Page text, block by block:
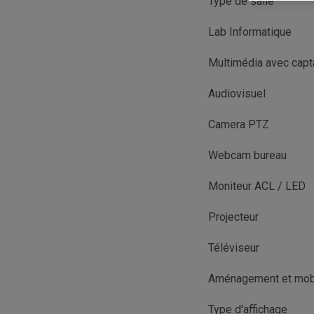
Lab Informatique
Multimédia avec
Audiovisuel
Camera PTZ
Webcam bureau
Moniteur ACL / LED
Projecteur
Téléviseur
Aménagement et
Type d'affichage